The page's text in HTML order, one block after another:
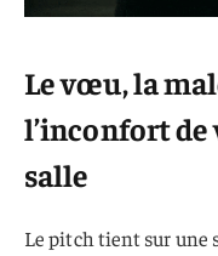
Le vœu, la
l’inconfort de
salle
Le pitch tient sur une